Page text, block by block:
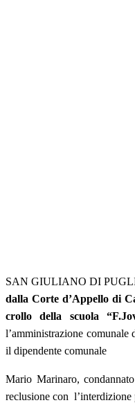
SAN GIULIANO DI
dalla Corte d’Appello di
crollo della scuola
l’amministrazione comunale
il dipendente comunale
Mario Marinaro,
reclusione con